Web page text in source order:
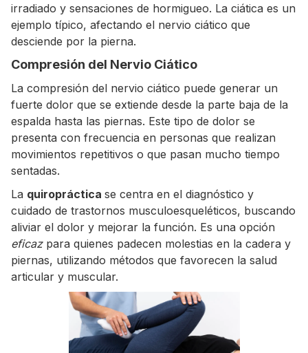
irradiado y sensaciones de hormigueo. La ciática es un
ejemplo típico, afectando el nervio ciático que
desciende por la pierna.
Compresión del Nervio Ciático
La compresión del nervio ciático puede generar un
fuerte dolor que se extiende desde la parte baja de la
espalda hasta las piernas. Este tipo de dolor se
presenta con frecuencia en personas que realizan
movimientos repetitivos o que pasan mucho tiempo
sentadas.
La quiropráctica se centra en el diagnóstico y
cuidado de trastornos musculoesqueléticos, buscando
aliviar el dolor y mejorar la función. Es una opción
eficazpara quienes padecen molestias en la cadera y
piernas, utilizando métodos que favorecen la salud
articular y muscular.